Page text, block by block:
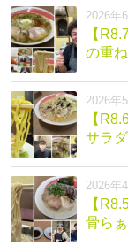
2026年
【
の重
2026年
【
サラ
2026年
【
骨ら